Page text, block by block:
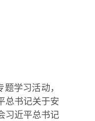
学习活动，
总书记关于安
习近平总书记